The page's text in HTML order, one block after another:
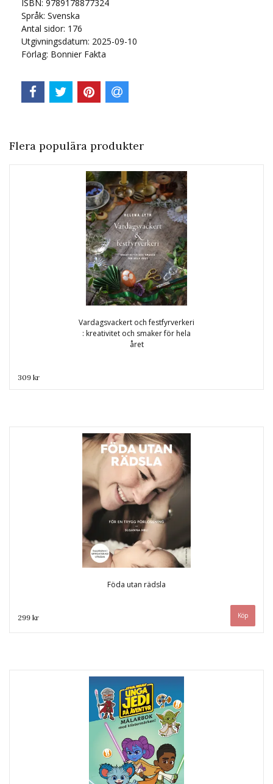
ISBN: 9789178877324
Språk: Svenska
Antal sidor: 176
Utgivningsdatum: 2025-09-10
Förlag: Bonnier Fakta
Flera populära produkter
Vardagsvackert och festfyrverkeri
: kreativitet och smaker för hela
året
309 kr
Föda utan rädsla
299 kr